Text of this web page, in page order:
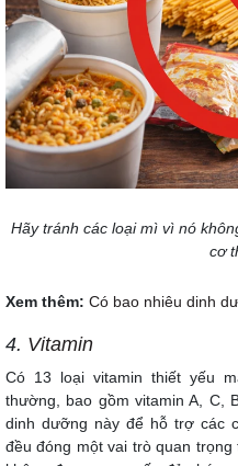
Hãy tránh các loại mì vì nó
cơ
Xem thêm: Có bao nhiêu dinh
4. Vitamin
Có 13 loại vitamin thiết yếu
thường, bao gồm vitamin A, C,
dinh dưỡng này để hỗ trợ các
đều đóng một vai trò quan